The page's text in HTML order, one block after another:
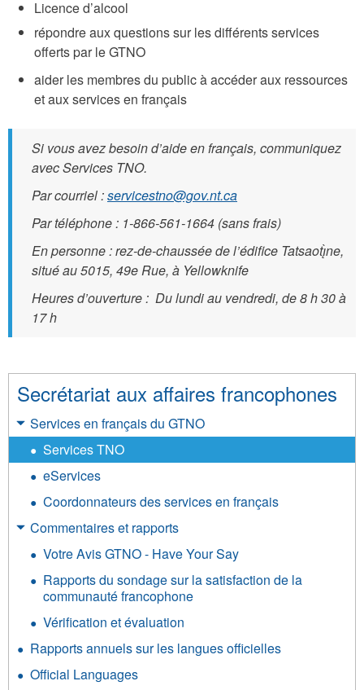
Licence d’alcool
répondre aux questions sur les différents services
offerts par le GTNO
aider les membres du public à accéder aux ressources
et aux services en français
Si vous avez besoin d’aide en français, communiquez
avec Services TNO.
Par courriel :servicestno@gov.nt.ca
Par téléphone : 1-866-561-1664 (sans frais)
En personne : rez-de-chaussée de l’édifice Tatsaotı̨̀ne,
situé au 5015, 49e Rue, à Yellowknife
Heures d’ouverture : Du lundi au vendredi, de 8 h 30 à
17 h
Secrétariat aux affaires francophones
Services en français du GTNO
Services TNO
eServices
Coordonnateurs des services en français
Commentaires et rapports
Votre Avis GTNO - Have Your Say
Rapports du sondage sur la satisfaction de la
communauté francophone
Vérification et évaluation
Rapports annuels sur les langues officielles
Official Languages